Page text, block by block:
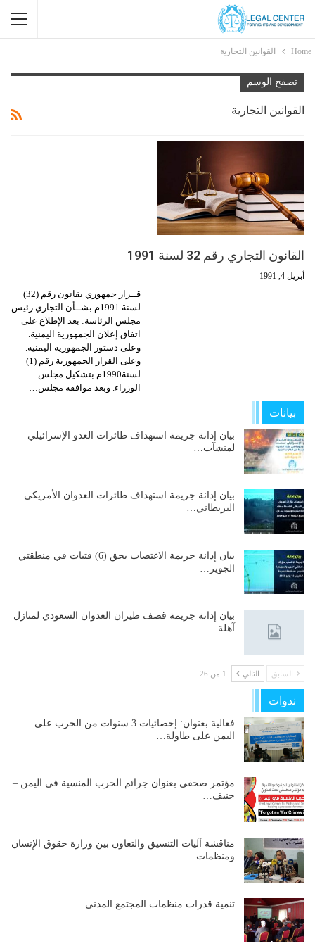
Home القوانين التجارية
تصفح الوسم
القوانين التجارية
القانون التجاري رقم 32 لسنة 1991
أبريل 4, 1991
قــرار جمهوري بقانون رقم (32)
لسنة 1991م بشــأن التجاري رئيس
مجلس الرئاسة: بعد الإطلاع على
اتفاق إعلان الجمهورية اليمنية.
وعلى دستور الجمهورية اليمنية.
وعلى القرار الجمهورية رقم (1)
لسنة1990م بتشكيل مجلس
الوزراء. وبعد موافقة مجلس…
بيانات
بيان إدانة جريمة استهداف طائرات العدو الإسرائيلي
لمنشآت…
بيان إدانة جريمة استهداف طائرات العدوان الأمريكي
البريطاني…
بيان إدانة جريمة الاغتصاب بحق (6) فتيات في منطقتي
الجوير…
بيان إدانة جريمة قصف طيران العدوان السعودي لمنازل
آهلة…
السابق التالي 1 من 26
ندوات
فعالية بعنوان: إحصائيات 3 سنوات من الحرب على
اليمن على طاولة…
مؤتمر صحفي بعنوان جرائم الحرب المنسية في اليمن –
جنيف…
مناقشة آليات التنسيق والتعاون بين وزارة حقوق الإنسان
ومنظمات…
تنمية قدرات منظمات المجتمع المدني